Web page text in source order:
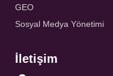
GEO
Sosyal Medya Yönetimi
İletişim